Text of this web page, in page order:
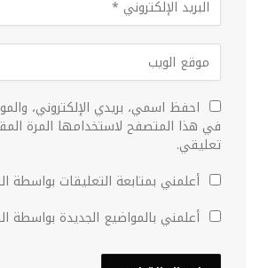
احفظ اسمي، بريدي الإلكتروني،
في هذا المتصفح لاستخدامها المرة
تعليقي.
أعلمني بمتابعة التعليقات بواسطة
أعلمني بالمواضيع الجديدة بواسطة